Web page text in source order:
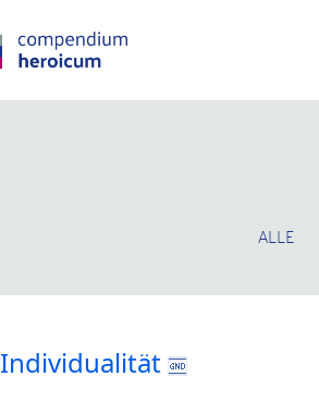
ALLE
Individualität